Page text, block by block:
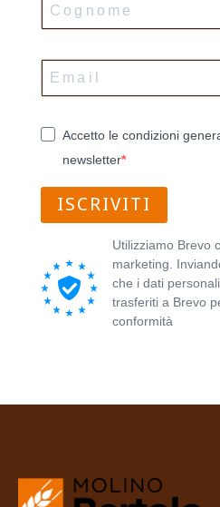
Accetto le condizioni
newsletter
ISCRIVITI
Utilizziamo Brevo
marketing.
che i dati
trasferiti a Brevo
conformità